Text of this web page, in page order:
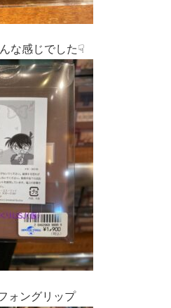
な感じでした☟
ォングリップ